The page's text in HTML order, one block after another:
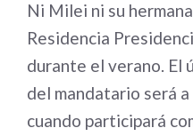
Ni Milei ni su
Residencia
durante el verano. El
del mandatario será
cuando participará